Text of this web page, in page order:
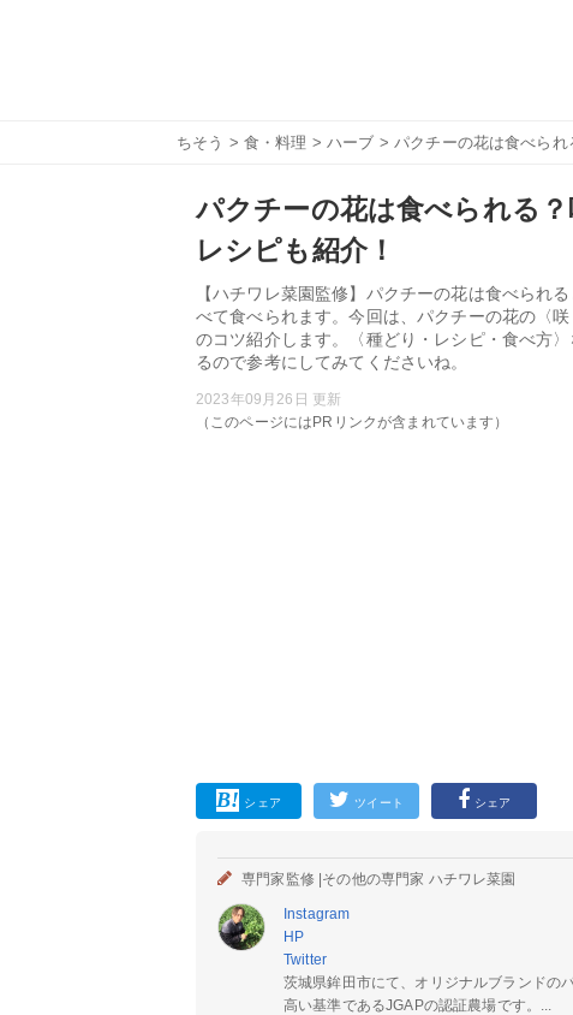
ちそう > 食・料理 >ハーブ > パクチーの花は食べられ
パクチーの花は食べられる
レシピも紹介！
【ハチワレ菜園監修】パクチーの花は食べられ
べて食べられます。今回は、パクチーの花の〈
のコツ紹介します。〈種どり・レシピ・食べ方
るので参考にしてみてくださいね。
2023年09月26日 更新
（このページにはPRリンクが含まれています）
シェア ツイート シェア
専門家監修 | その他の専門家 ハチワレ菜園
Instagram
HP
Twitter
茨城県鉾田市にて、オリジナルブランドの
高い基準であるJGAPの認証農場です。...